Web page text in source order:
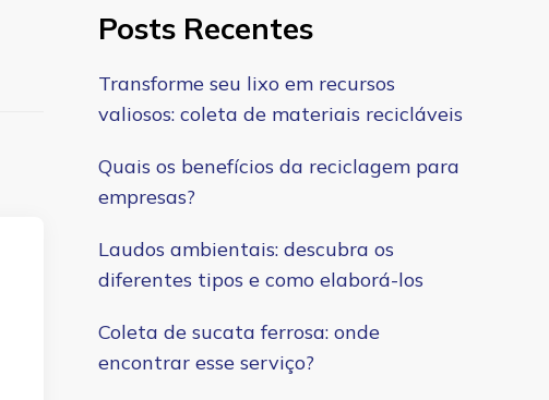
Posts Recentes
Transforme seu lixo em recursos
valiosos: coleta de materiais recicláveis
Quais os benefícios da reciclagem para
empresas?
Laudos ambientais: descubra os
diferentes tipos e como elaborá-los
Coleta de sucata ferrosa: onde
encontrar esse serviço?